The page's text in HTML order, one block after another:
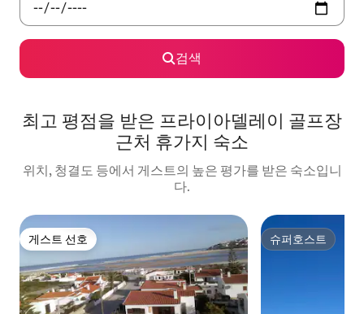
검색
최고 평점을 받은 프라이아델레이 골프장
근처 휴가지 숙소
위치, 청결도 등에서 게스트의 높은 평가를 받은 숙소입니
다.
게스트 선호
게스트 선호 슈퍼호스트
슈퍼호스트